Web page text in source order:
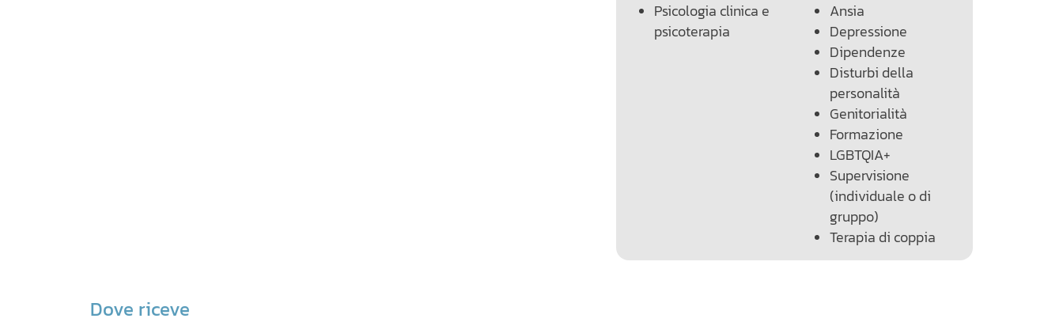
Psicologia clinica e
psicoterapia
Ansia
Depressione
Dipendenze
Disturbi della
personalità
Genitorialità
Formazione
LGBTQIA+
Supervisione
(individuale o di
gruppo)
Terapia di coppia
Dove riceve